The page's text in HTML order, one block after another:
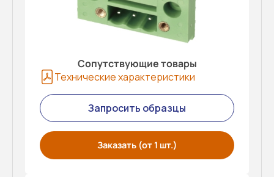
Сопутствующие товары
Технические характеристики
Запросить образцы
Заказать (от 1 шт.)